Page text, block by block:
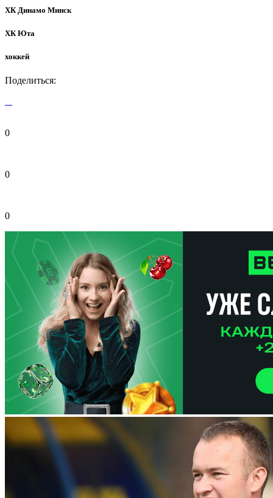
ХК Динамо Минск
ХК Юта
хоккей
Поделиться:
0
0
0